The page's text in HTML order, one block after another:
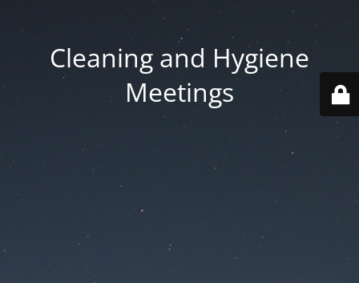
Cleaning and Hygiene
Meetings